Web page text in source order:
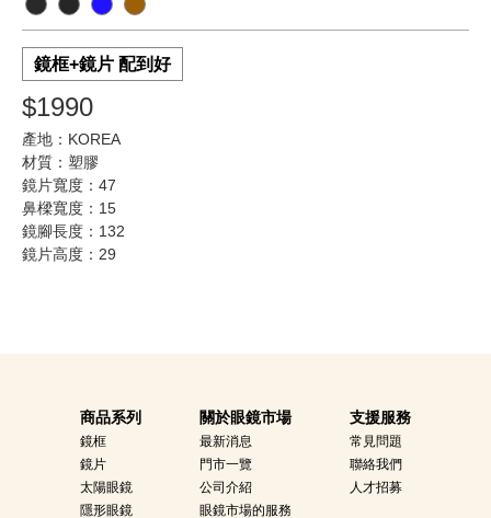
鏡框+鏡片 配到好
$1990
產地：KOREA
材質：塑膠
鏡片寬度：47
鼻樑寬度：15
鏡腳長度：132
鏡片高度：29
商品系列
鏡框
鏡片
太陽眼鏡
隱形眼鏡
關於眼鏡市場
最新消息
門市一覽
公司介紹
眼鏡市場的服務
支援服務
常見問題
聯絡我們
人才招募